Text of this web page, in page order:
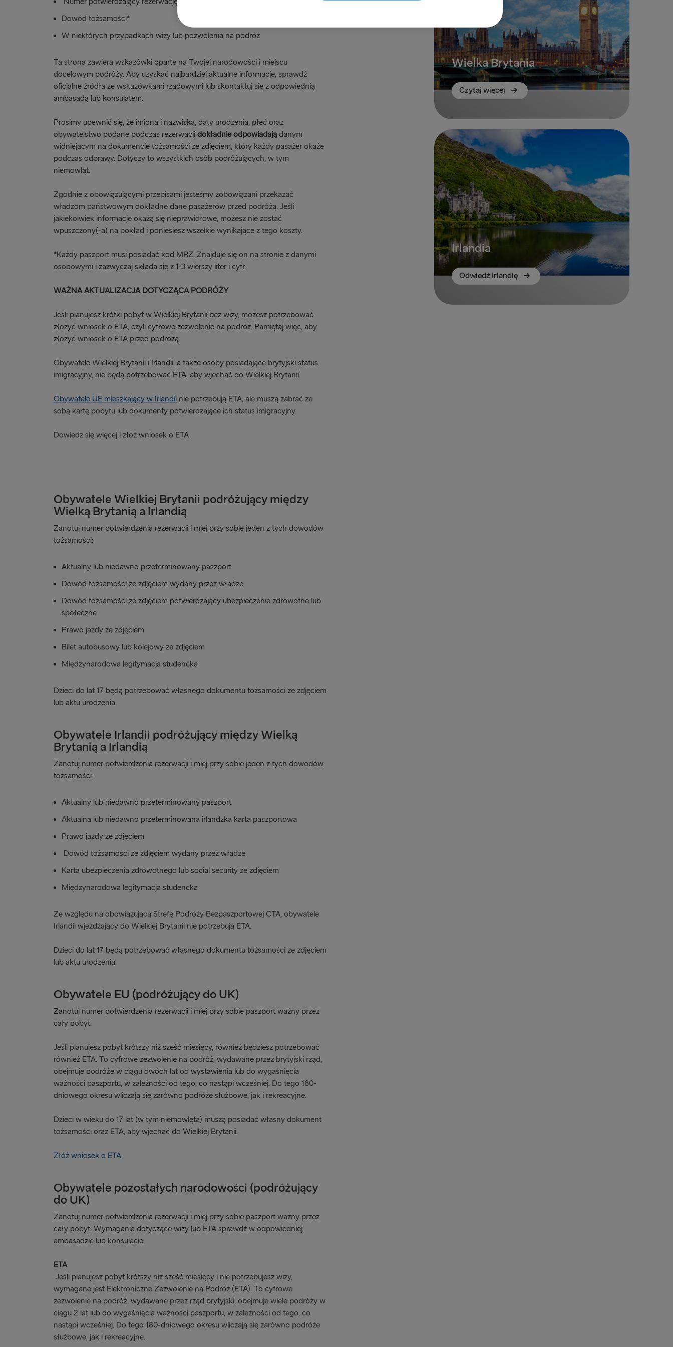
Dowód tożsamości*
W niektórych przypadkach wizy lub pozwolenia na podróż
Ta strona zawiera wskazówki oparte na Twojej narodowości i miejscu
docelowym podróży. Aby uzyskać najbardziej aktualne informacje, sprawdź
oficjalne źródła ze wskazówkami rządowymi lub skontaktuj się z odpowiednią
ambasadą lub konsulatem.
Prosimy upewnić się, że imiona i nazwiska, daty urodzenia, płeć oraz
obywatelstwo podane podczas rezerwacji dokładnie odpowiadają danym
widniejącym na dokumencie tożsamości ze zdjęciem, który każdy pasażer okaże
podczas odprawy. Dotyczy to wszystkich osób podróżujących, w tym
niemowląt.
Zgodnie z obowiązującymi przepisami jesteśmy zobowiązani przekazać
władzom państwowym dokładne dane pasażerów przed podróżą. Jeśli
jakiekolwiek informacje okażą się nieprawidłowe, możesz nie zostać
wpuszczony(-a) na pokład i poniesiesz wszelkie wynikające z tego koszty.
*Każdy paszport musi posiadać kod MRZ. Znajduje się on na stronie z danymi
osobowymi i zazwyczaj składa się z 1-3 wierszy liter i cyfr.
WAŻNA AKTUALIZACJA DOTYCZĄCA PODRÓŻY
Jeśli planujesz krótki pobyt w Wielkiej Brytanii bez wizy, możesz potrzebować
złożyć wniosek o ETA, czyli cyfrowe zezwolenie na podróż. Pamiętaj więc, aby
złożyć wniosek o ETA przed podróżą.
Obywatele Wielkiej Brytanii i Irlandii, a także osoby posiadające brytyjski status
imigracyjny, nie będą potrzebować ETA, aby wjechać do Wielkiej Brytanii.
Obywatele UE mieszkający w Irlandii nie potrzebują ETA, ale muszą zabrać ze
sobą kartę pobytu lub dokumenty potwierdzające ich status imigracyjny.
Dowiedz się więcej i złóż wniosek o ETA
Obywatele Wielkiej Brytanii podróżujący między
Wielką Brytanią a Irlandią
Zanotuj numer potwierdzenia rezerwacji i miej przy sobie jeden z tych dowodów
tożsamości:
Aktualny lub niedawno przeterminowany paszport
Dowód tożsamości ze zdjęciem wydany przez władze
Dowód tożsamości ze zdjęciem potwierdzający ubezpieczenie zdrowotne lub
społeczne
Prawo jazdy ze zdjęciem
Bilet autobusowy lub kolejowy ze zdjęciem
Międzynarodowa legitymacja studencka
Dzieci do lat 17 będą potrzebować własnego dokumentu tożsamości ze zdjęciem
lub aktu urodzenia.
Obywatele Irlandii podróżujący między Wielką
Brytanią a Irlandią
Zanotuj numer potwierdzenia rezerwacji i miej przy sobie jeden z tych dowodów
tożsamości:
Aktualny lub niedawno przeterminowany paszport
Aktualna lub niedawno przeterminowana irlandzka karta paszportowa
Prawo jazdy ze zdjęciem
Dowód tożsamości ze zdjęciem wydany przez władze
Karta ubezpieczenia zdrowotnego lub social security ze zdjęciem
Międzynarodowa legitymacja studencka
Ze względu na obowiązującą Strefę Podróży Bezpaszportowej CTA, obywatele
Irlandii wjeżdżający do Wielkiej Brytanii nie potrzebują ETA.
Dzieci do lat 17 będą potrzebować własnego dokumentu tożsamości ze zdjęciem
lub aktu urodzenia.
Obywatele EU (podróżujący do UK)
Zanotuj numer potwierdzenia rezerwacji i miej przy sobie paszport ważny przez
cały pobyt.
Jeśli planujesz pobyt krótszy niż sześć miesięcy, również będziesz potrzebować
również ETA. To cyfrowe zezwolenie na podróż, wydawane przez brytyjski rząd,
obejmuje podróże w ciągu dwóch lat od wystawienia lub do wygaśnięcia
ważności paszportu, w zależności od tego, co nastąpi wcześniej. Do tego 180-
dniowego okresu wliczają się zarówno podróże służbowe, jak i rekreacyjne.
Dzieci w wieku do 17 lat (w tym niemowlęta) muszą posiadać własny dokument
tożsamości oraz ETA, aby wjechać do Wielkiej Brytanii.
Złóż wniosek o ETA
Obywatele pozostałych narodowości (podróżujący
do UK)
Zanotuj numer potwierdzenia rezerwacji i miej przy sobie paszport ważny przez
cały pobyt. Wymagania dotyczące wizy lub ETA sprawdź w odpowiedniej
ambasadzie lub konsulacie.
ETA
Jeśli planujesz pobyt krótszy niż sześć miesięcy i nie potrzebujesz wizy,
wymagane jest Elektroniczne Zezwolenie na Podróż (ETA). To cyfrowe
zezwolenie na podróż, wydawane przez rząd brytyjski, obejmuje wiele podróży w
ciągu 2 lat lub do wygaśnięcia ważności paszportu, w zależności od tego, co
nastąpi wcześniej. Do tego 180-dniowego okresu wliczają się zarówno podróże
służbowe, jak i rekreacyjne.
Wielka Brytania
Czytaj więcej
Irlandia
Odwiedź Irlandię